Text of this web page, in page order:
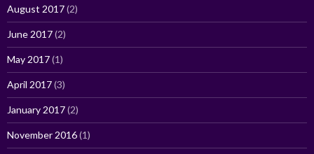
August 2017(2)
June 2017(2)
May 2017(1)
April 2017(3)
January 2017(2)
November 2016(1)